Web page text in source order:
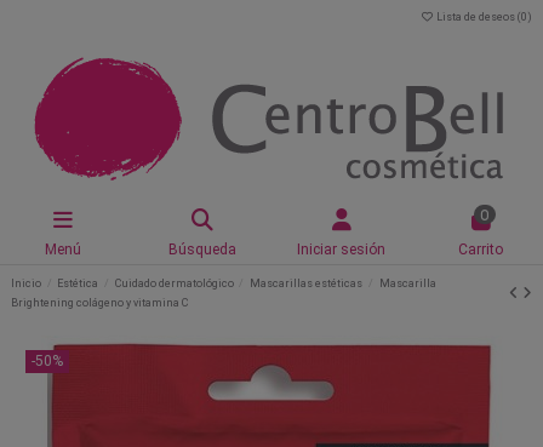
Lista de deseos (0 )
Menú Búsqueda Iniciar sesión
0
Carrito
Inicio Estética Cuidado dermatológico Mascarillas estéticas
Mascarilla
Brightening colágeno y vitamina C
-50%